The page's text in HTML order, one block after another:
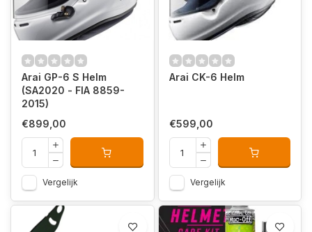
Arai GP-6 S Helm
(SA2020 - FIA 8859-
2015)
€899,00
Vergelijk
Arai CK-6 Helm
€599,00
Vergelijk